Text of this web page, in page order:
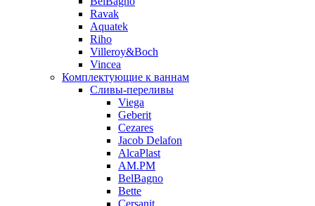
Ravak
Aquatek
Riho
Villeroy&Boch
Vincea
Комплектующие к ваннам
Сливы-переливы
Viega
Geberit
Cezares
Jacob Delafon
AlcaPlast
AM.PM
BelBagno
Bette
Cersanit